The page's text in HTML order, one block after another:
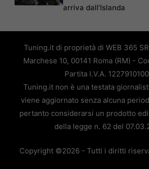
arriva dall’Islanda
Tuning.it di proprietà di WEB 365
Marchese 10, 00141 Roma (RM) -
Partita I.V.A.
Tuning.it non è una testata
viene aggiornato senza alcuna
pertanto considerarsi un prodotto
della legge n. 62 del
Copyright ©2026 - Tutti i diritti